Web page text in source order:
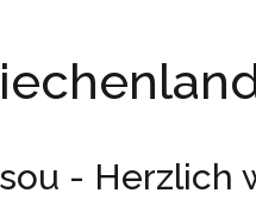
- Herzlich